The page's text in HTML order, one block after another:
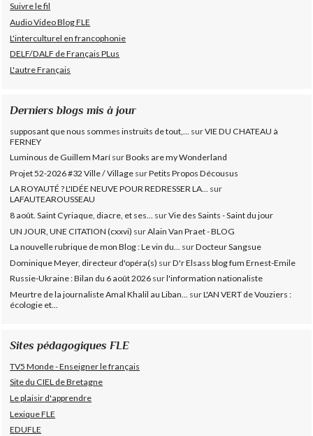
Suivre le fil
Audio Video Blog FLE
L'interculturel en francophonie
DELF/DALF de Français PLus
L'autre Français
Derniers blogs mis à jour
supposant que nous sommes instruits de tout,... surVIE DU CHATEAU à
FERNEY
Luminous de Guillem Marí surBooks are my Wonderland
Projet 52-2026 #32 Ville / Village surPetits Propos Décousus
LA ROYAUTÉ ? L'IDÉE NEUVE POUR REDRESSER LA... sur
LAFAUTEAROUSSEAU
8 août. Saint Cyriaque, diacre, et ses...
surVie des Saints - Saint du jour
UN JOUR, UNE CITATION (cxxvi) surAlain Van Praet - BLOG
La nouvelle rubrique de mon Blog : Le vin du... surDocteur Sangsue
Dominique Meyer, directeur d'opéra(s) surD'r Elsass blog fum Ernest-Emile
Russie-Ukraine : Bilan du 6 août 2026 surl'information nationaliste
Meurtre de la journaliste Amal Khalil au Liban... surL'AN VERT de Vouziers :
écologie et...
Sites pédagogiques FLE
TV5 Monde - Enseigner le français
Site du CIEL de Bretagne
Le plaisir d'apprendre
Lexique FLE
EDUFLE